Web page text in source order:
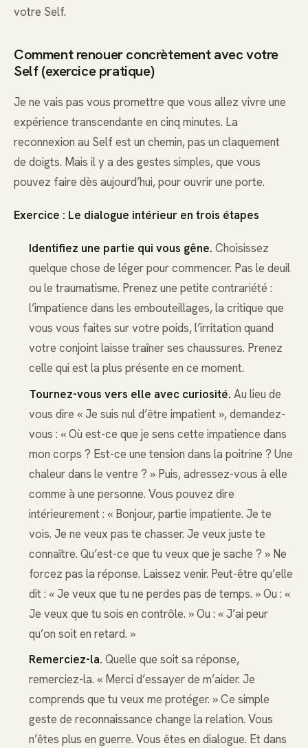
votre Self.
Comment renouer concrètement avec votre
Self (exercice pratique)
Je ne vais pas vous promettre que vous allez vivre une
expérience transcendante en cinq minutes. La
reconnexion au Self est un chemin, pas un claquement
de doigts. Mais il y a des gestes simples, que vous
pouvez faire dès aujourd’hui, pour ouvrir une porte.
Exercice : Le dialogue intérieur en trois étapes
Identifiez une partie qui vous gêne. Choisissez
quelque chose de léger pour commencer. Pas le deuil
ou le traumatisme. Prenez une petite contrariété :
l’impatience dans les embouteillages, la critique que
vous vous faites sur votre poids, l’irritation quand
votre conjoint laisse traîner ses chaussures. Prenez
celle qui est la plus présente en ce moment.
Tournez-vous vers elle avec curiosité. Au lieu de
vous dire « Je suis nul d’être impatient », demandez-
vous : « Où est-ce que je sens cette impatience dans
mon corps ? Est-ce une tension dans la poitrine ? Une
chaleur dans le ventre ? » Puis, adressez-vous à elle
comme à une personne. Vous pouvez dire
intérieurement : « Bonjour, partie impatiente. Je te
vois. Je ne veux pas te chasser. Je veux juste te
connaître. Qu’est-ce que tu veux que je sache ? » Ne
forcez pas la réponse. Laissez venir. Peut-être qu’elle
dit : « Je veux que tu ne perdes pas de temps. » Ou : «
Je veux que tu sois en contrôle. » Ou : « J’ai peur
qu’on soit en retard. »
Remerciez-la. Quelle que soit sa réponse,
remerciez-la. « Merci d’essayer de m’aider. Je
comprends que tu veux me protéger. » Ce simple
geste de reconnaissance change la relation. Vous
n’êtes plus en guerre. Vous êtes en dialogue. Et dans